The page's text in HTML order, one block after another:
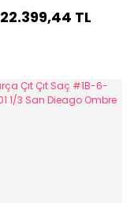
22.399,44 TL